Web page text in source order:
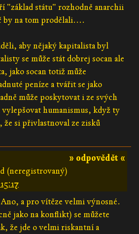
"základ státu" rozhodně anarchii
by na tom prodělali....
aby nějaký kapitalista byl
se může stát dobrej socan ale
jako socan totiž může
peníze a tvářit se jako
může poskytovat i ze svých
vylepšovat humanismus, když ty
že si přivlastnoval ze zisků
» odpovědět «
(neregistrovaný)
a pro vítěze velmi výnosné.
jako na konflikt) se můžete
že jde o velmi riskantní a